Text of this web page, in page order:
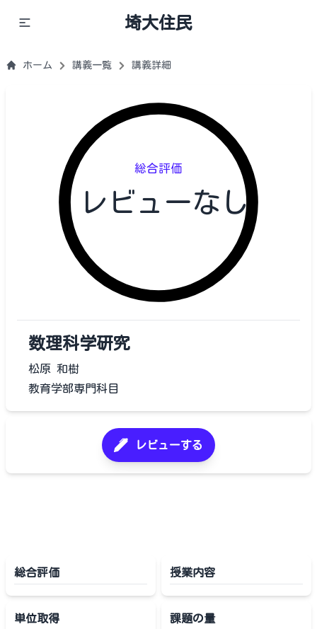
埼大住民
ホーム 講義一覧 講義詳細
総合評価
レビューなし
数理科学研究
松原 和樹
教育学部専門科目
レビューする
総合評価 授業内容
単位取得 課題の量